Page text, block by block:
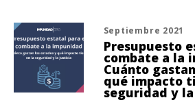
Septiembre 2021
Presupuesto
combate a la
Cuánto
qué impacto
seguridad y